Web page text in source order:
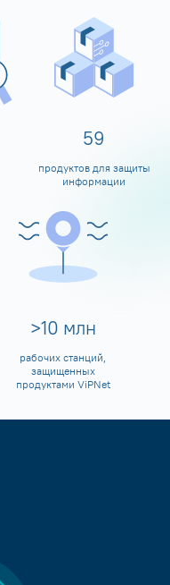
60
продуктов для защиты
информации
>10 млн
рабочих станций,
защищенных
продуктами ViPNet